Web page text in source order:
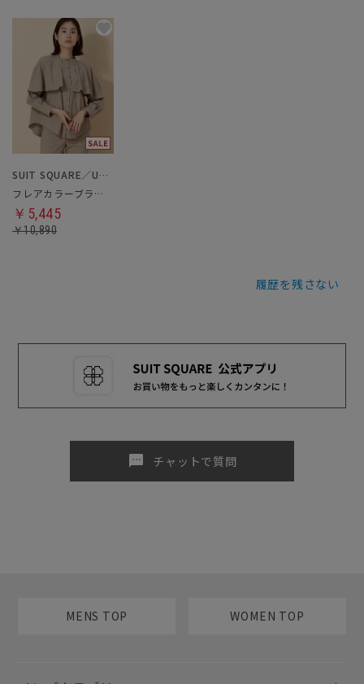
SUIT SQUARE／UNIVERSAL LANGUAGE／WHITE
フレアカラーブラウス
￥5,445
￥10,890
履歴を残さない
sms チャットで質問
MENS TOP WOMEN TOP